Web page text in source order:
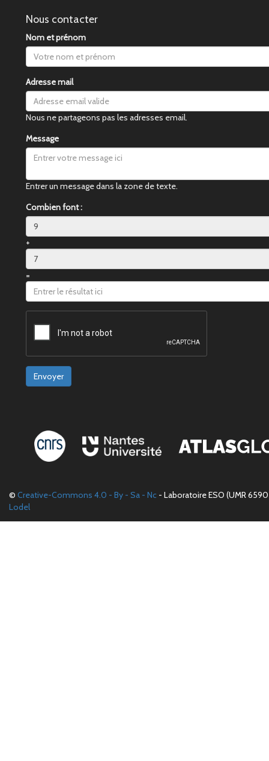
Nous contacter
Nom et prénom
Adresse mail
Nous ne partageons pas les adresses email.
Message
Entrer un message dans la zone de texte.
Combien font :
+
=
Envoyer
© Creative-Commons 4.0 - By - Sa - Nc - Laboratoire ESO (UMR
Lodel